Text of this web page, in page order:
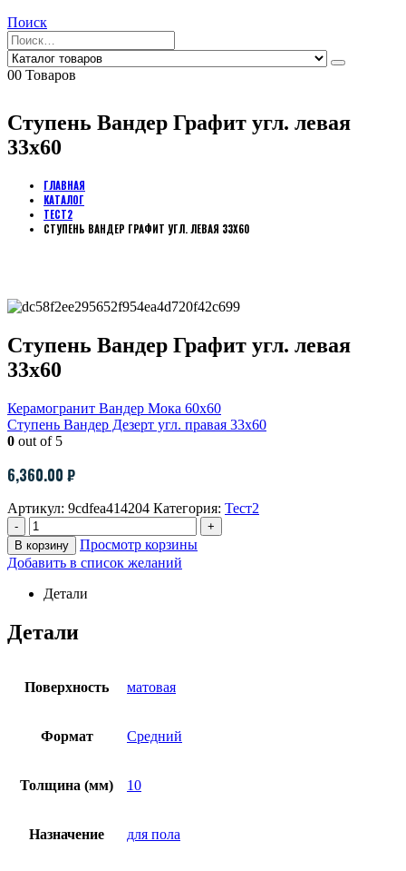
Поиск
00 Товаров
Ступень Вандер Графит угл. левая
33х60
ГЛАВНАЯ
КАТАЛОГ
ТЕСТ2
СТУПЕНЬ ВАНДЕР ГРАФИТ УГЛ. ЛЕВАЯ 33Х60
Ступень Вандер Графит угл. левая
33х60
Керамогранит Вандер Мока 60х60
Ступень Вандер Дезерт угл. правая 33х60
0 out of 5
6,360.00 ₽
Артикул: 9cdfea414204 Категория: Тест2
-
+
В корзину
Просмотр корзины
Добавить в список желаний
Детали
Детали
Поверхность матовая
Формат Средний
Толщина (мм) 10
Назначение для пола